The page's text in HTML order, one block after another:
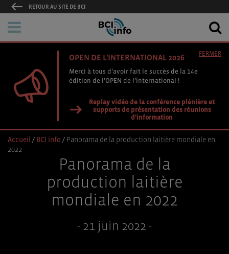
RETOUR AU SITE DE BCI
OPEN DE L'INTERNATIONAL 2026
Merci à tous d’avoir fait le succès de la 14e
édition de l’OPEN de l’international !
Replay vidéo de la conférence plénière et
supports de présentation des réunions
d'information
FERMER
Accueil / BCI info / Panorama de la production laitière mondiale en
2022
Panorama de la
production laitière
mondiale en 2022
- 21 juin 2022 -